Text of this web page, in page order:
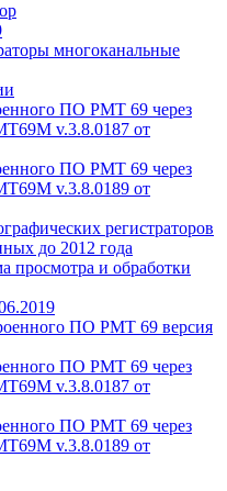
многоканальные
ПО РМТ 69 через
v.3.8.0187 от
ПО РМТ 69 через
v.3.8.0189 от
регистраторов
до 2012 года
просмотра и обработки
ПО РМТ 69 версия
ПО РМТ 69 через
v.3.8.0187 от
ПО РМТ 69 через
v.3.8.0189 от